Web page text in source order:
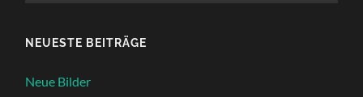
NEUESTE BEITRÄGE
Neue Bilder